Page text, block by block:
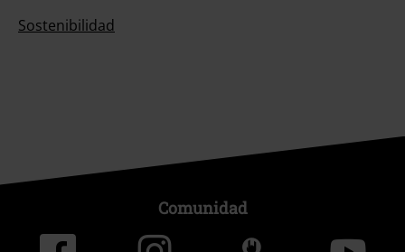
Sostenibilidad
Comunidad